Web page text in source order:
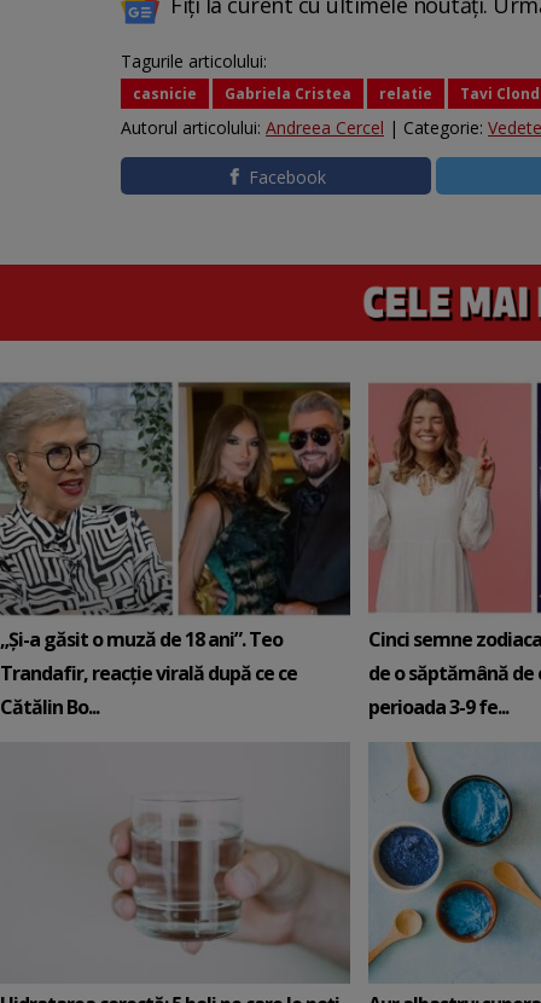
Tagurile articolului:
casnicie Gabriela Cristea relatie Tavi
Autorul articolului: Andreea Cercel | Categorie: Vedete
Facebook
„Și-a găsit o muză de 18 ani”. Teo
Trandafir, reacție virală după ce ce
Cătălin Bo...
Cinci semne
de o săptămână de
perioada 3-9 fe...